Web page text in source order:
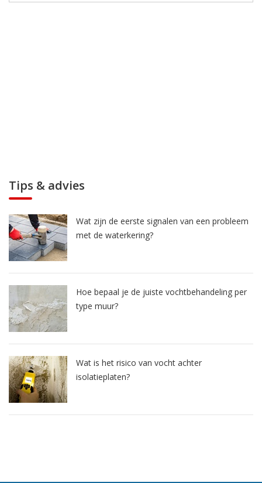
Tips & advies
Wat zijn de eerste signalen van een probleem
met de waterkering?
Hoe bepaal je de juiste vochtbehandeling per
type muur?
Wat is het risico van vocht achter
isolatieplaten?